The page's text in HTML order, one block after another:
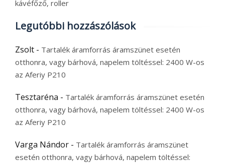
kávéfőző, roller
Legutóbbi hozzászólások
Zsolt - Tartalék áramforrás áramszünet esetén
otthonra, vagy bárhová, napelem töltéssel: 2400 W-os
az Aferiy P210
Tesztaréna - Tartalék áramforrás áramszünet esetén
otthonra, vagy bárhová, napelem töltéssel: 2400 W-os
az Aferiy P210
Varga Nándor - Tartalék áramforrás áramszünet
esetén otthonra, vagy bárhová, napelem töltéssel: